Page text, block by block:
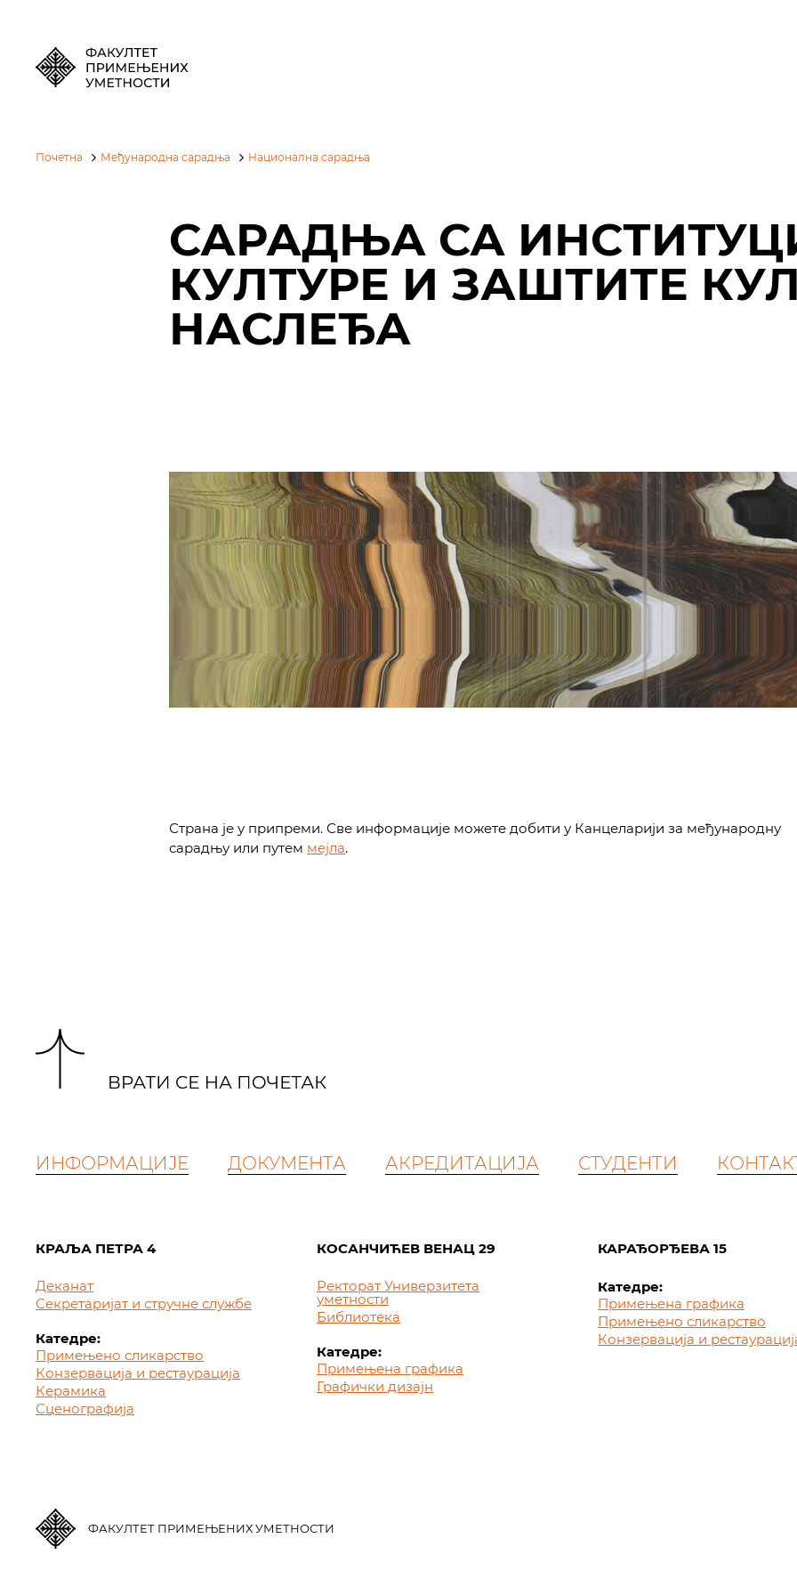
Почетна Међународна сарадња Национална сарадња
САРАДЊА СА
КУЛТУРЕ И ЗАШТИТЕ
НАСЛЕЂА
Страна је у припреми. Све информације можете добити у Канцеларији за међународну
сарадњу или путем мејла.
ИНФОРМАЦИЈЕ ДОКУМЕНТА АКРЕДИТАЦИЈА СТУДЕНТИ
КРАЉА ПЕТРА 4
Деканат
Секретаријат и стручне службе
Катедре:
Примењено сликарство
Конзервација и рестаурација
Керамика
Сценографија
КОСАНЧИЋЕВ ВЕНАЦ 29
Ректорат Универзитета
уметности
Библиотека
Катедре:
Примењена графика
Графички дизајн
КАРАЂОРЂЕВА 15
Катедре:
Примењена графика
Примењено сликарство
Конзервација и
ФАКУЛТЕТ ПРИМЕЊЕНИХ УМЕТНОСТИ